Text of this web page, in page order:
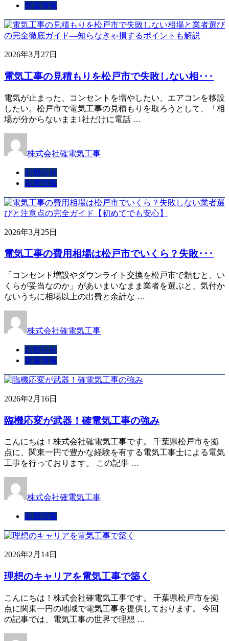
新着情報
2026年3月27日
電気工事の見積もりを松戸市で失敗しない相･･･
電気が止まった、コンセントを増やしたい、エアコンを移設
したい。松戸市で電気工事の見積もりを取ろうとして、「相
場が分からないまま1社だけに電話 …
株式会社確電気工事
お知らせ
新着情報
2026年3月25日
電気工事の費用相場は松戸市でいくら？失敗･･･
「コンセント増設やダウンライト交換を松戸市で頼むと、い
くらが妥当なのか」があいまいなまま業者を選ぶと、気付か
ないうちに相場以上の出費と余計な …
株式会社確電気工事
お知らせ
新着情報
2026年2月16日
臨機応変が武器！確電気工事の強み
こんにちは！株式会社確電気工事です。 千葉県松戸市を拠
点に、関東一円で豊かな経験を有する電気工事士による電気
工事を行っております。 この記事 …
株式会社確電気工事
新着情報
2026年2月14日
理想のキャリアを電気工事で築く
こんにちは！株式会社確電気工事です。 千葉県松戸市を拠
点に関東一円の地域で電気工事を提供しております。 今回
の記事では、電気工事の世界で理想 …